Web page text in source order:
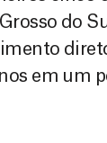
do
em um